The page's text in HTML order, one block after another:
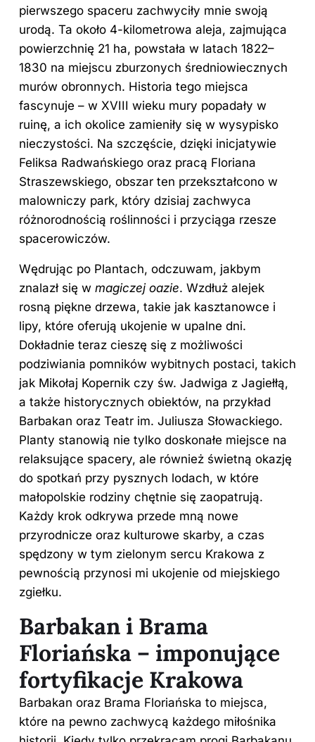
pierwszego spaceru zachwyciły mnie swoją
urodą. Ta około 4-kilometrowa aleja, zajmująca
powierzchnię 21 ha, powstała w latach 1822–
1830 na miejscu zburzonych średniowiecznych
murów obronnych. Historia tego miejsca
fascynuje – w XVIII wieku mury popadały w
ruinę, a ich okolice zamieniły się w wysypisko
nieczystości. Na szczęście, dzięki inicjatywie
Feliksa Radwańskiego oraz pracą Floriana
Straszewskiego, obszar ten przekształcono w
malowniczy park, który dzisiaj zachwyca
różnorodnością roślinności i przyciąga rzesze
spacerowiczów.
Wędrując po Plantach, odczuwam, jakbym
znalazł się w magiczej oazie. Wzdłuż alejek
rosną piękne drzewa, takie jak kasztanowce i
lipy, które oferują ukojenie w upalne dni.
Dokładnie teraz cieszę się z możliwości
podziwiania pomników wybitnych postaci, takich
jak Mikołaj Kopernik czy św. Jadwiga z Jagiełłą,
a także historycznych obiektów, na przykład
Barbakan oraz Teatr im. Juliusza Słowackiego.
Planty stanowią nie tylko doskonałe miejsce na
relaksujące spacery, ale również świetną okazję
do spotkań przy pysznych lodach, w które
małopolskie rodziny chętnie się zaopatrują.
Każdy krok odkrywa przede mną nowe
przyrodnicze oraz kulturowe skarby, a czas
spędzony w tym zielonym sercu Krakowa z
pewnością przynosi mi ukojenie od miejskiego
zgiełku.
Barbakan i Brama
Floriańska – imponujące
fortyfikacje Krakowa
Barbakan oraz Brama Floriańska to miejsca,
które na pewno zachwycą każdego miłośnika